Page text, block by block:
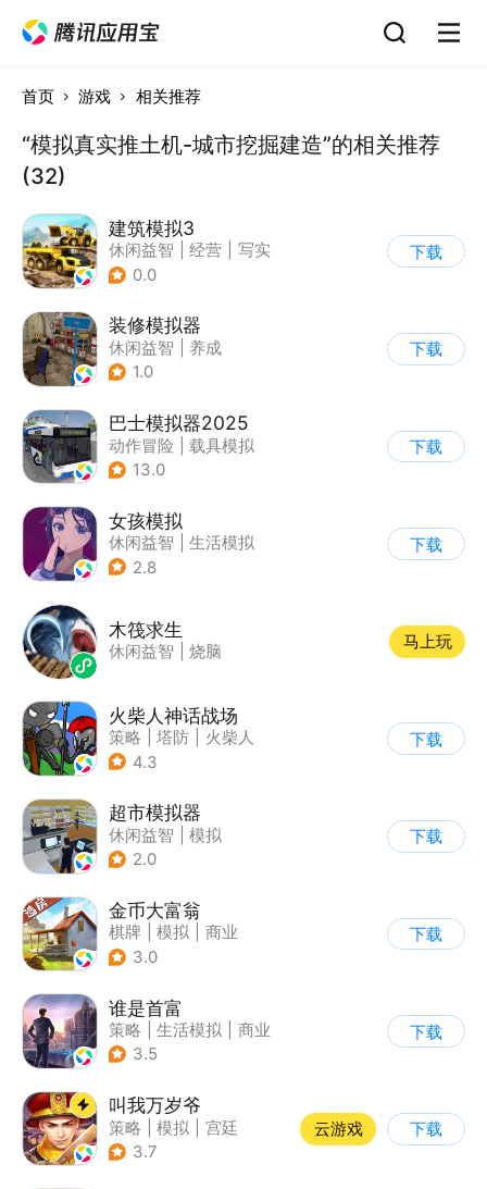
首页 游戏 相关推荐
“模拟真实推土机-城市挖掘建造”的相关推荐
(32)
建筑模拟3
休闲益智 经营
写实
| 建造模拟
0.0
下载
装修模拟器
休闲益智
养成
| 女性向
1.0
下载
巴士模拟器2025
动作冒险
载具模拟
| 汽车 |
13.0
下载
女孩模拟
休闲益智
生活模拟
| 校园
2.8
下载
木筏求生
休闲益智 烧脑
马上玩
火柴人神话战场
策略 塔防
火柴人
| 休闲益智
4.3
下载
超市模拟器
休闲益智
模拟
| 文字游戏
2.0
下载
金币大富翁
棋牌 模拟
商业
| 脑洞
3.0
下载
谁是首富
策略 生活模拟
商业
| 写实
3.5
下载
叫我万岁爷
策略 模拟
宫廷
| 剧情
3.7
云游戏 下载